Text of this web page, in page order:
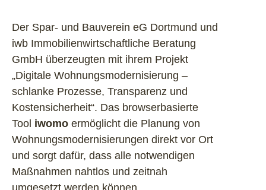
Es ist somit unabhängig zu erwerben und
zu verwenden.
Der Spar- und Bauverein eG Dortmund und
iwb Immobilienwirtschaftliche Beratung
GmbH überzeugten mit ihrem Projekt
„Digitale Wohnungsmodernisierung –
schlanke Prozesse, Transparenz und
Kostensicherheit“. Das browserbasierte
Tool iwomo ermöglicht die Planung von
Wohnungsmodernisierungen direkt vor Ort
und sorgt dafür, dass alle notwendigen
Maßnahmen nahtlos und zeitnah
umgesetzt werden können.